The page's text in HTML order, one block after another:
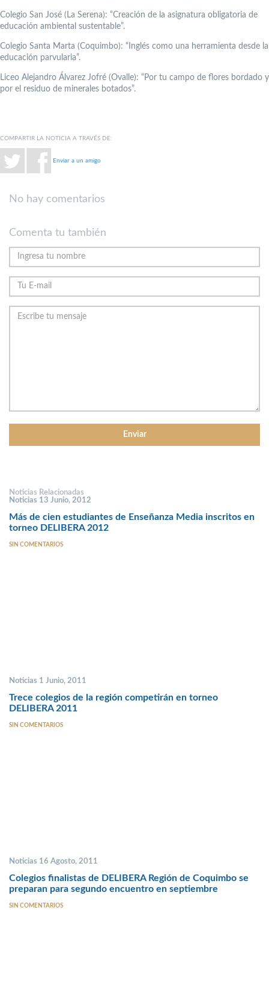
Colegio San José (La Serena): “Creación de la asignatura obligatoria de
educación ambiental sustentable”.
Colegio Santa Marta (Coquimbo): “Inglés como una herramienta desde la
educación parvularia”.
Liceo Alejandro Álvarez Jofré (Ovalle): “Por tu campo de flores bordado y
por el residuo de minerales botados”.
COMPARTIR LA NOTICIA A TRAVÉS DE:
Enviar a un amigo
No hay comentarios
Comenta tu también
Noticias Relacionadas
Noticias 13 Junio, 2012
Más de cien estudiantes de Enseñanza Media inscritos en
torneo DELIBERA 2012
SIN COMENTARIOS
Noticias 1 Junio, 2011
Trece colegios de la región competirán en torneo
DELIBERA 2011
SIN COMENTARIOS
Noticias 16 Agosto, 2011
Colegios finalistas de DELIBERA Región de Coquimbo se
preparan para segundo encuentro en septiembre
SIN COMENTARIOS